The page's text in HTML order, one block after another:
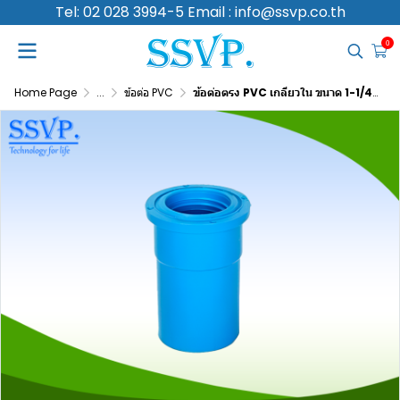
Tel: 02 028 3994-5 Email : info@ssvp.co.th
0
Home Page ... ข้อต่อ PVC ข้อต่อตรง PVC เกลียวใน ขนาด 1-1/4 นิ้ว แพ็ค 5 ตัว